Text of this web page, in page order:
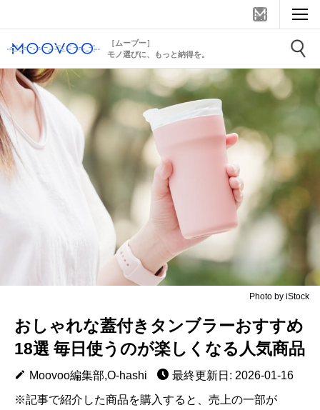
［ムーブー］
モノ選びに、もっと納得を。
Photo by iStock
おしゃれな蓋付きタンブラーおすすめ
18選 毎日使うのが楽しくなる人気商品
Moovoo編集部,O-hashi
最終更新日: 2026-01-16
※記事で紹介した商品を購入すると、売上の一部が